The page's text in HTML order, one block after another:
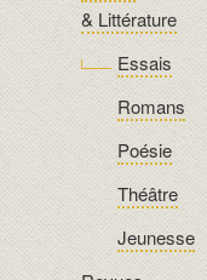
& Littérature
Essais
Romans
Poésie
Théâtre
Jeunesse